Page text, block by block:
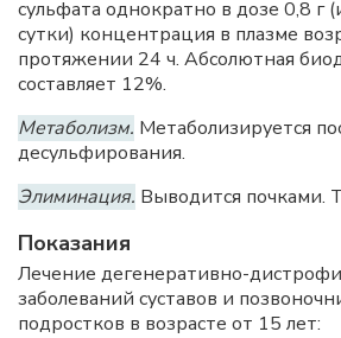
сульфата однократно в дозе 0,8 г
сутки) концентрация в плазме
протяжении 24 ч. Абсолютная
составляет 12%.
Метаболизм. Метаболизируется
десульфирования.
Элиминация. Выводится почками.
Показания
Лечение дегенеративно-
заболеваний суставов и
подростков в возрасте от 15 лет: